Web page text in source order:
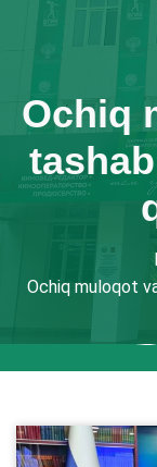
Ochiq
Ochiq muloqot